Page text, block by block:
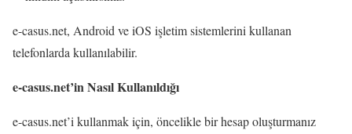
e-casus.net, Android ve iOS işletim sistemlerini kullanan
telefonlarda kullanılabilir.
e-casus.net’in Nasıl Kullanıldığı
e-casus.net’i kullanmak için, öncelikle bir hesap oluşturmanız